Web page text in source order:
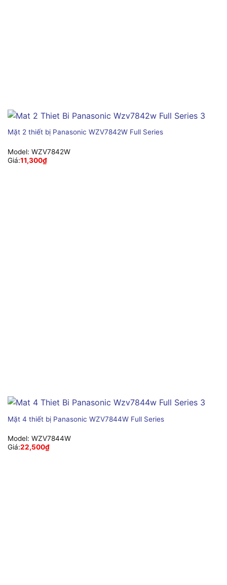
Mặt 2 thiết bị Panasonic WZV7842W Full Series
Model: WZV7842W
Giá:11,300₫
Mặt 4 thiết bị Panasonic WZV7844W Full Series
Model: WZV7844W
Giá:22,500₫